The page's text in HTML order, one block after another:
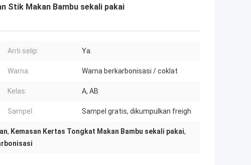
Stik Makan Bambu sekali pakai
Anti selip: Ya.
Warna: Warna berkarbonisasi / coklat
Kelas: A, AB
Sampel: Sampel gratis, dikumpulkan freigh
, Kemasan Kertas Tongkat Makan Bambu sekali pakai,